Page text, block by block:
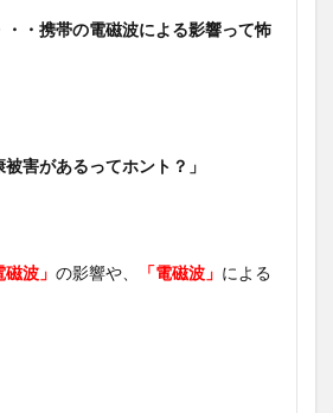
・・携帯の電磁波による影響って怖
被害があるってホント？」
磁波」 の影響や、 「電磁波」 による